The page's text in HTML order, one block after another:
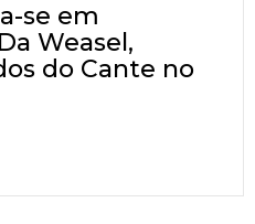
se em
Weasel,
do Cante no